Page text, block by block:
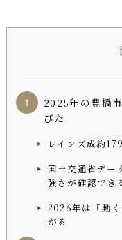
2025年の豊橋
びた
レインズ成約
国土交通省デー
強さが確認でき
2026年は「動
がる